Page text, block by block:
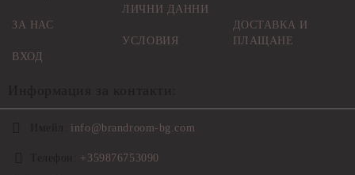
ЗА НАС
ВХОД
ЛИЧНИ ДАННИ
УСЛОВИЯ
ДОСТАВКА И
ПЛАЩАНЕ
info@brandroom-bg.com
+359876753090